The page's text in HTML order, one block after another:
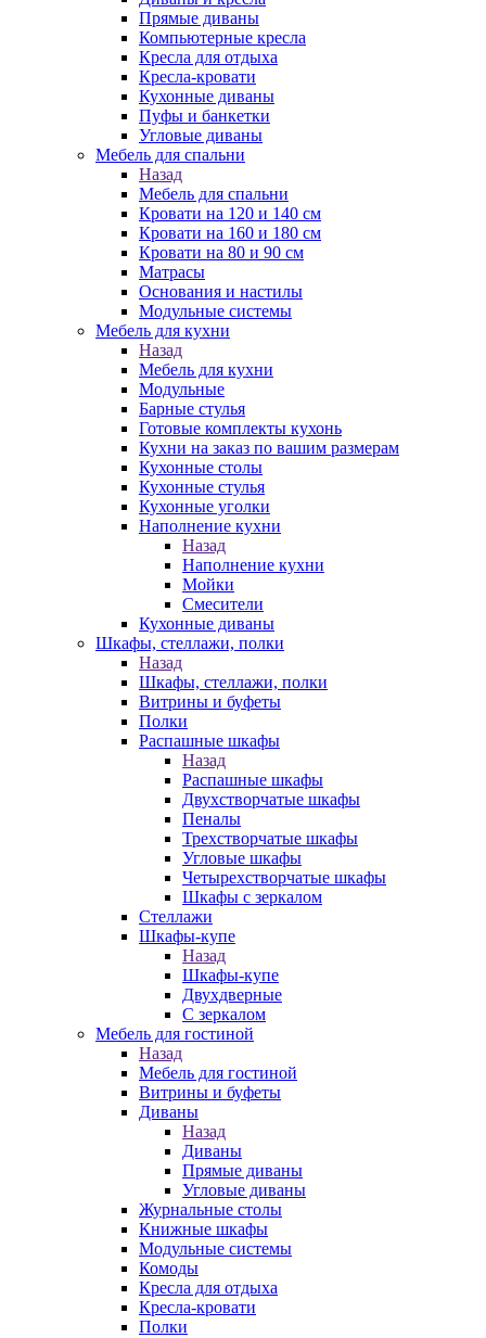
Прямые диваны
Компьютерные кресла
Кресла для отдыха
Кресла-кровати
Кухонные диваны
Пуфы и банкетки
Угловые диваны
Мебель для спальни
Назад
Мебель для спальни
Кровати на 120 и 140 см
Кровати на 160 и 180 см
Кровати на 80 и 90 см
Матрасы
Основания и настилы
Модульные системы
Мебель для кухни
Назад
Мебель для кухни
Модульные
Барные стулья
Готовые комплекты кухонь
Кухни на заказ по вашим размерам
Кухонные столы
Кухонные стулья
Кухонные уголки
Наполнение кухни
Назад
Наполнение кухни
Мойки
Смесители
Кухонные диваны
Шкафы, стеллажи, полки
Назад
Шкафы, стеллажи, полки
Витрины и буфеты
Полки
Распашные шкафы
Назад
Распашные шкафы
Двухстворчатые шкафы
Пеналы
Трехстворчатые шкафы
Угловые шкафы
Четырехстворчатые шкафы
Шкафы с зеркалом
Стеллажи
Шкафы-купе
Назад
Шкафы-купе
Двухдверные
С зеркалом
Мебель для гостиной
Назад
Мебель для гостиной
Витрины и буфеты
Диваны
Назад
Диваны
Прямые диваны
Угловые диваны
Журнальные столы
Книжные шкафы
Модульные системы
Комоды
Кресла для отдыха
Кресла-кровати
Полки